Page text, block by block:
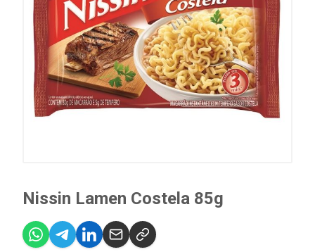
Nissin Lamen Costela 85g